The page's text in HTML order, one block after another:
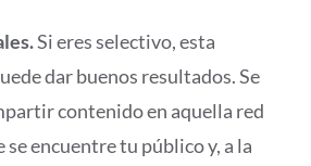
Si eres selectivo, esta
dar buenos resultados. Se
contenido en aquella red
se encuentre tu público y, a la